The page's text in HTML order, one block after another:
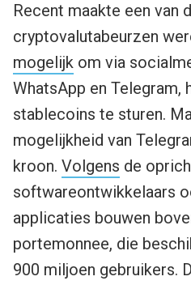
Recent maakte een van
cryptovalutabeurzen
mogelijk om via
WhatsApp en Telegram,
stablecoins te sturen.
mogelijkheid van
kroon. Volgens de
softwareontwikkelaars
applicaties bouwen
portemonnee, die
900 miljoen gebruikers.